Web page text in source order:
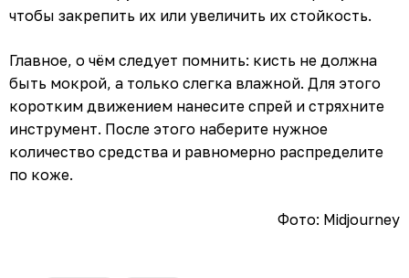
чтобы закрепить их или увеличить их стойкость.
Главное, о чём следует помнить: кисть не должна
быть мокрой, а только слегка влажной. Для этого
коротким движением нанесите спрей и стряхните
инструмент. После этого наберите нужное
количество средства и равномерно распределите
по коже.
Фото: Midjourney